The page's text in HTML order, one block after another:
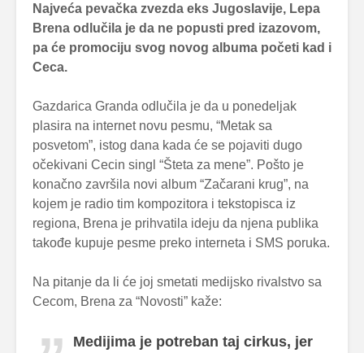
Najveća pevačka zvezda eks Jugoslavije, Lepa
Brena odlučila je da ne popusti pred izazovom,
pa će promociju svog novog albuma početi kad i
Ceca.
Gazdarica Granda odlučila je da u ponedeljak
plasira na internet novu pesmu, “Metak sa
posvetom”, istog dana kada će se pojaviti dugo
očekivani Cecin singl “Šteta za mene”. Pošto je
konačno završila novi album “Začarani krug”, na
kojem je radio tim kompozitora i tekstopisca iz
regiona, Brena je prihvatila ideju da njena publika
takođe kupuje pesme preko interneta i SMS poruka.
Na pitanje da li će joj smetati medijsko rivalstvo sa
Cecom, Brena za “Novosti” kaže:
Medijima je potreban taj cirkus, jer